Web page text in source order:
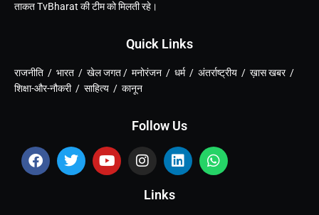
ताकत TvBharat की टीम को मिलती रहे।
Quick Links
राजनीति / भारत / खेल जगत / मनोरंजन / धर्म / अंतर्राष्ट्रीय / ख़ास खबर /
शिक्षा-और-नौकरी / साहित्य / कानून
Follow Us
Links